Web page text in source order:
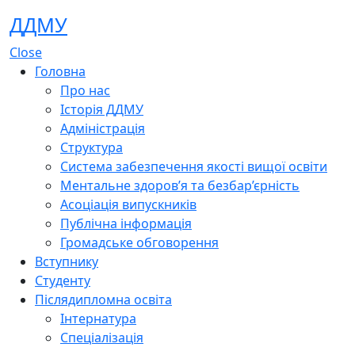
ДДМУ
Close
Головна
Про нас
Історія ДДМУ
Адміністрація
Структура
Система забезпечення якості вищої освіти
Ментальне здоров’я та безбар’єрність
Асоціація випускників
Публічна інформація
Громадське обговорення
Вступнику
Студенту
Післядипломна освіта
Інтернатура
Спеціалізація